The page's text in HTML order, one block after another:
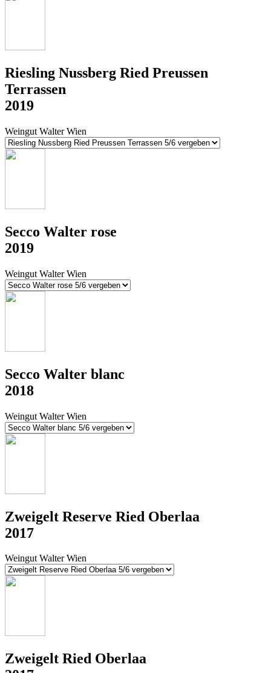
Riesling Nussberg Ried Preussen
Terrassen
2019
Weingut Walter Wien
Secco Walter rose
2019
Weingut Walter Wien
Secco Walter blanc
2018
Weingut Walter Wien
Zweigelt Reserve Ried Oberlaa
2017
Weingut Walter Wien
Zweigelt Ried Oberlaa